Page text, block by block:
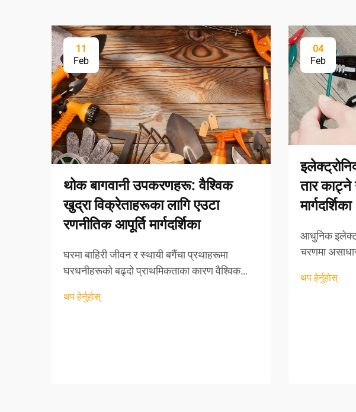
11
Feb
थोक बागवानी उपकरणहरू: वैश्विक
खुद्रा विक्रेताहरूका लागि एउटा
रणनीतिक आपूर्ति मार्गदर्शिका
घरमा बाहिरी जीवन र स्थायी बगैंचा प्रथाहरूमा
घरधनीहरूको बढ्दो प्राथमिकताका कारण वैश्विक
लाभदायी थोक अवसरहरू खोज्ने खुद्रा विक्रेताहरूका
थप हेर्नुहोस्
04
Feb
तार
मार्गदर्शिका
आधुनिक
चरणमा
व्यावसायिक
थप हेर्नुहोस्